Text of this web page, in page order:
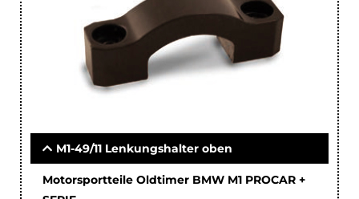
M1-49/11 Lenkungshalter oben
Motorsportteile Oldtimer BMW M1 PROCAR +